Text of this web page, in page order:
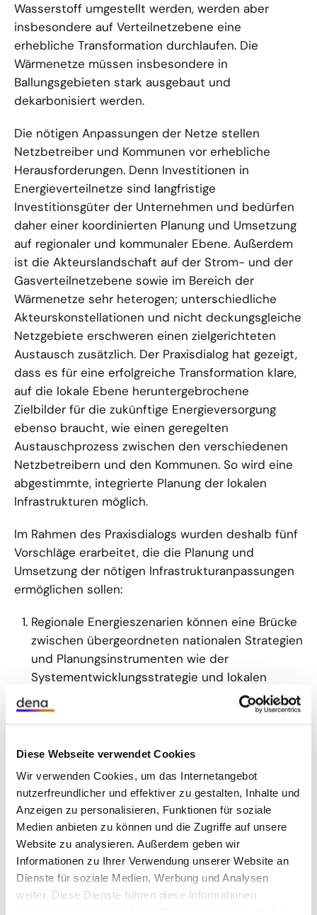
Diese Webseite verwendet Cookies
Wir verwenden Cookies, um das Internetangebot
nutzerfreundlicher und effektiver zu gestalten, Inhalte und
Anzeigen zu personalisieren, Funktionen für soziale
Medien anbieten zu können und die Zugriffe auf unsere
Website zu analysieren. Außerdem geben wir
Informationen zu Ihrer Verwendung unserer Website an
Dienste für soziale Medien, Werbung und Analysen
weiter. Diese Dienste führen diese Informationen
Wasserstoff umgestellt werden, werden aber
insbesondere auf Verteilnetzebene eine
erhebliche Transformation durchlaufen. Die
Wärmenetze müssen insbesondere in
Ballungsgebieten stark ausgebaut und
dekarbonisiert werden.
Die nötigen Anpassungen der Netze stellen
Netzbetreiber und Kommunen vor erhebliche
Herausforderungen. Denn Investitionen in
Energieverteilnetze sind langfristige
Investitionsgüter der Unternehmen und bedürfen
daher einer koordinierten Planung und Umsetzung
auf regionaler und kommunaler Ebene. Außerdem
ist die Akteurslandschaft auf der Strom- und der
Gasverteilnetzebene sowie im Bereich der
Wärmenetze sehr heterogen; unterschiedliche
Akteurskonstellationen und nicht deckungsgleiche
Netzgebiete erschweren einen zielgerichteten
Austausch zusätzlich. Der Praxisdialog hat gezeigt,
dass es für eine erfolgreiche Transformation klare,
auf die lokale Ebene heruntergebrochene
Zielbilder für die zukünftige Energieversorgung
ebenso braucht, wie einen geregelten
Austauschprozess zwischen den verschiedenen
Netzbetreibern und den Kommunen. So wird eine
abgestimmte, integrierte Planung der lokalen
Infrastrukturen möglich.
Im Rahmen des Praxisdialogs wurden deshalb fünf
Vorschläge erarbeitet, die die Planung und
Umsetzung der nötigen Infrastrukturanpassungen
ermöglichen sollen:
Regionale Energieszenarien können eine Brücke
zwischen übergeordneten nationalen Strategien
und Planungsinstrumenten wie der
Systementwicklungsstrategie und lokalen
Wärmeplanung schlagen.
wichtige Instrument der kommunalen
Wärmeplanung ergänzen und sie um eine
sektorübergreifende lokale Strategie für den
Umbau der leitungsgebundenen Infrastrukturen
erweitern. Auf einer solchen lokalen
Energieleitplanung könnten verbindliche
Transformationspläne für die lokalen
Infrastrukturen aufsetzen.